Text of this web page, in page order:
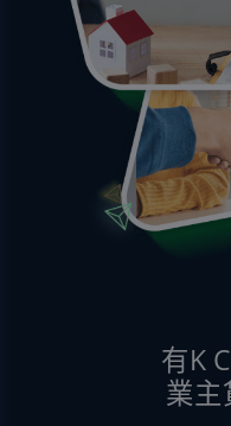
有K
業主